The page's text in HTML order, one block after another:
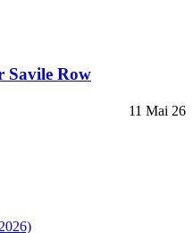
Savile Row
11 Mai 26